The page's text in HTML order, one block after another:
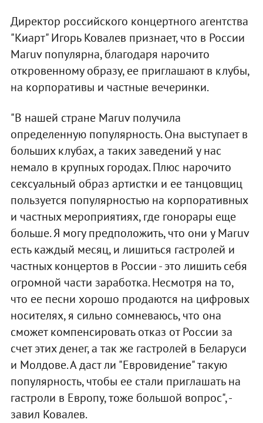
Директор российского концертного агентства
"Киарт" Игорь Ковалев признает, что в России
Maruv популярна, благодаря нарочито
откровенному образу, ее приглашают в клубы,
на корпоративы и частные вечеринки.
"В нашей стране Maruv получила
определенную популярность. Она выступает в
больших клубах, а таких заведений у нас
немало в крупных городах. Плюс нарочито
сексуальный образ артистки и ее танцовщиц
пользуется популярностью на корпоративных
и частных мероприятиях, где гонорары еще
больше. Я могу предположить, что они у Maruv
есть каждый месяц, и лишиться гастролей и
частных концертов в России - это лишить себя
огромной части заработка. Несмотря на то,
что ее песни хорошо продаются на цифровых
носителях, я сильно сомневаюсь, что она
сможет компенсировать отказ от России за
счет этих денег, а так же гастролей в Беларуси
и Молдове. А даст ли "Евровидение" такую
популярность, чтобы ее стали приглашать на
гастроли в Европу, тоже большой вопрос", -
завил Ковалев.